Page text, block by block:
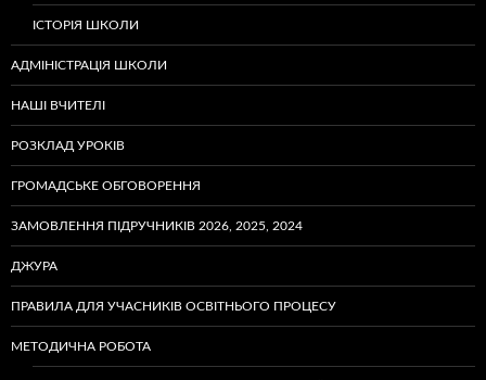
ІСТОРІЯ ШКОЛИ
АДМІНІСТРАЦІЯ ШКОЛИ
НАШІ ВЧИТЕЛІ
РОЗКЛАД УРОКІВ
ГРОМАДСЬКЕ ОБГОВОРЕННЯ
ЗАМОВЛЕННЯ ПІДРУЧНИКІВ 2026, 2025, 2024
ДЖУРА
ПРАВИЛА ДЛЯ УЧАСНИКІВ ОСВІТНЬОГО ПРОЦЕСУ
МЕТОДИЧНА РОБОТА